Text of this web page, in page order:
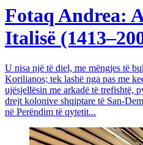
Fotaq Andrea:
Italisë
U nisa një të diel, me mëngjes të
Korilianos; tek lashë nga pas me
ujësjellësin me arkadë të trefishtë,
drejt kolonive shqiptare të San-
në Perëndim të qytetit...